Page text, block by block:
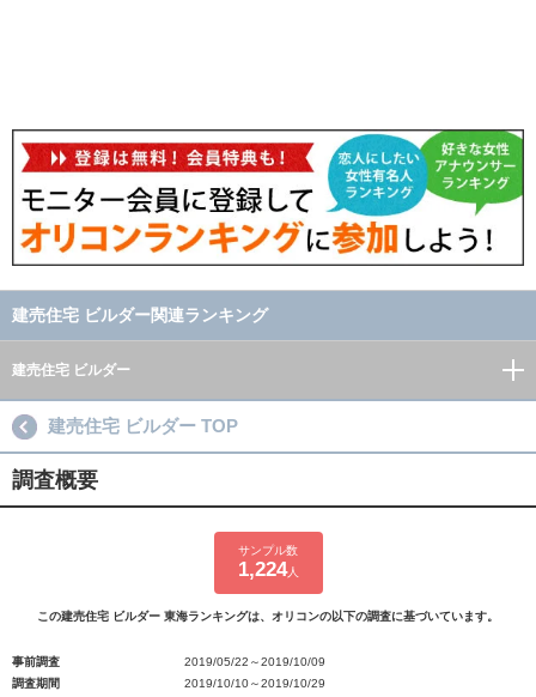
建売住宅 ビルダー関連ランキング
建売住宅 ビルダー
建売住宅 ビルダー TOP
調査概要
サンプル数
1,224人
この建売住宅 ビルダー 東海ランキングは、オリコンの以下の調査に基づいています。
事前調査
2019/05/22～2019/10/09
調査期間
2019/10/10～2019/10/29